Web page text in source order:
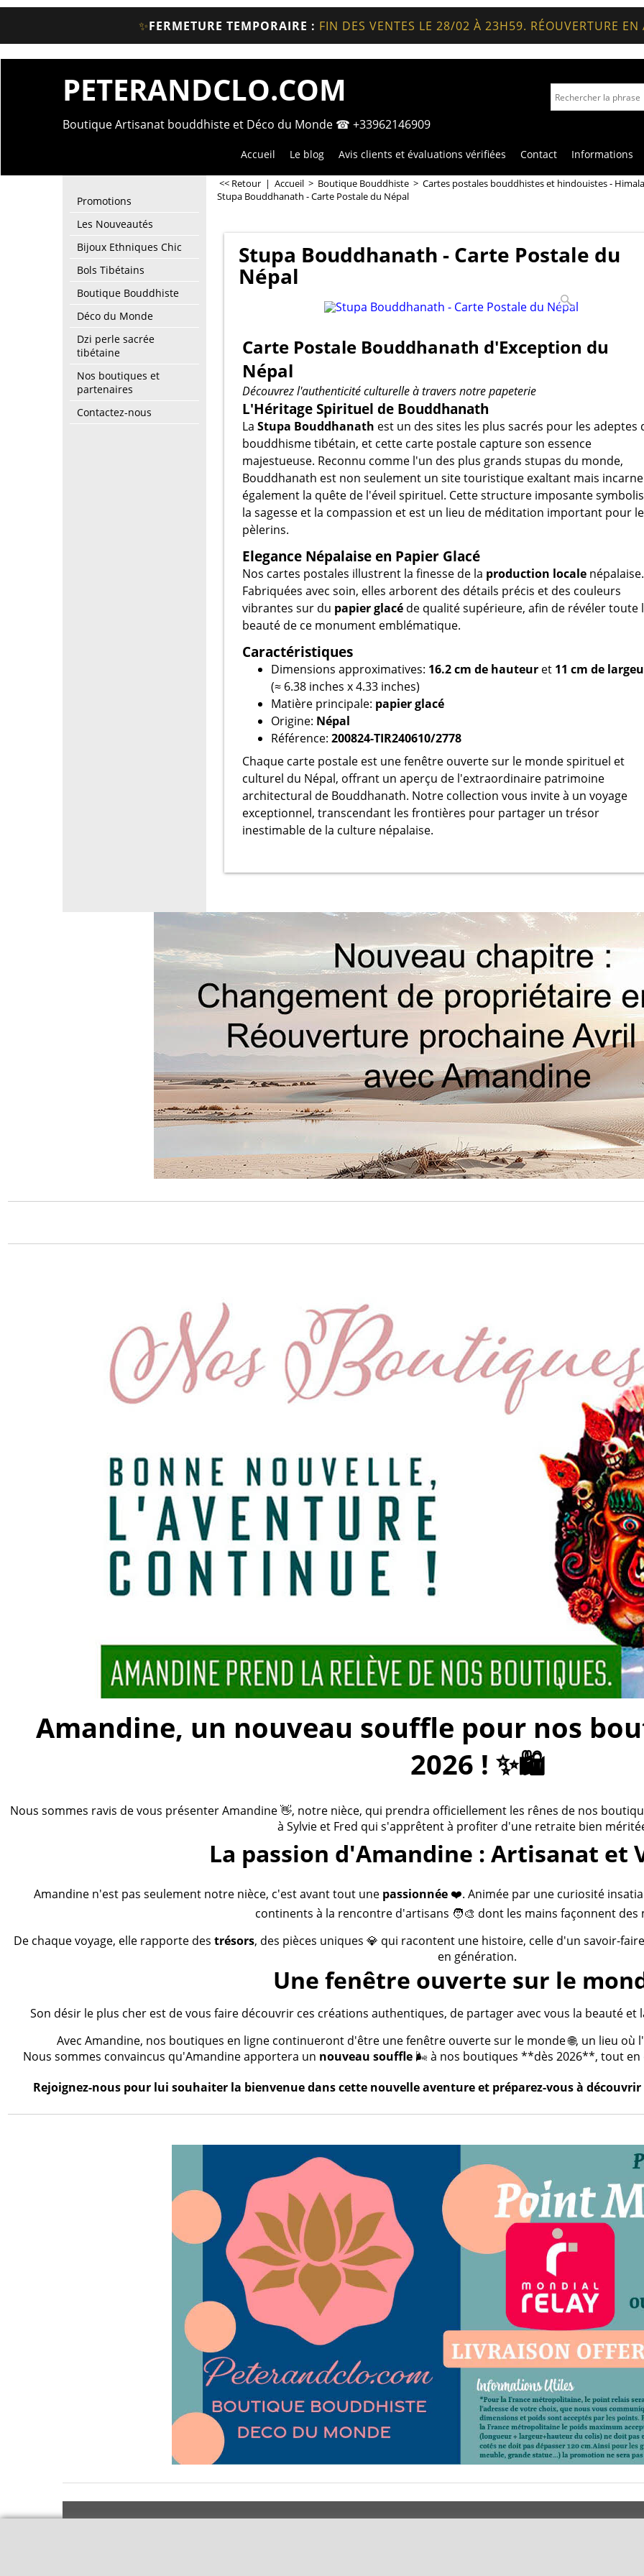
✨FERMETURE TEMPORAIRE : FIN DES VENTES LE 28/02 À 23H59. RÉOUVERTURE
PETERANDCLO.COM
Boutique Artisanat bouddhiste et Déco du Monde ☎ +33962146909
Accueil Le blog Avis clients et évaluations vérifiées Contact Informations
Promotions
Les Nouveautés
Bijoux Ethniques Chic
Bols Tibétains
Boutique Bouddhiste
Déco du Monde
Dzi perle sacrée
tibétaine
Nos boutiques et
partenaires
Contactez-nous
<< Retour | Accueil > Boutique Bouddhiste > Cartes postales bouddhistes et hindouistes -
Stupa Bouddhanath - Carte Postale du Népal
Stupa Bouddhanath - Carte Postale du
Népal
Carte Postale Bouddhanath d'Exception du
Népal
Découvrez l'authenticité culturelle à travers notre papeterie
L'Héritage Spirituel de Bouddhanath
La Stupa Bouddhanath est un des sites les plus sacrés pour les adeptes
bouddhisme tibétain, et cette carte postale capture son essence
majestueuse. Reconnu comme l'un des plus grands stupas du monde,
Bouddhanath est non seulement un site touristique exaltant mais incarne
également la quête de l'éveil spirituel. Cette structure imposante
la sagesse et la compassion et est un lieu de méditation important pour
pèlerins.
Elegance Népalaise en Papier Glacé
Nos cartes postales illustrent la finesse de la production locale népalaise.
Fabriquées avec soin, elles arborent des détails précis et des couleurs
vibrantes sur du papier glacé de qualité supérieure, afin de révéler toute
beauté de ce monument emblématique.
Caractéristiques
Dimensions approximatives: 16.2 cm de hauteur et 11 cm de
(≈ 6.38 inches x 4.33 inches)
Matière principale: papier glacé
Origine: Népal
Référence: 200824-TIR240610/2778
Chaque carte postale est une fenêtre ouverte sur le monde spirituel et
culturel du Népal, offrant un aperçu de l'extraordinaire patrimoine
architectural de Bouddhanath. Notre collection vous invite à un voyage
exceptionnel, transcendant les frontières pour partager un trésor
inestimable de la culture népalaise.
Amandine, un nouveau souffle pour nos
2026 ! ✨🛍️
Nous sommes ravis de vous présenter Amandine 👋, notre nièce, qui prendra officiellement les rênes de nos
à Sylvie et Fred qui s'apprêtent à profiter d'une retraite bien
La passion d'Amandine : Artisanat et
Amandine n'est pas seulement notre nièce, c'est avant tout une passionnée❤️. Animée par une curiosité
continents à la rencontre d'artisans 🧑‍🎨 dont les mains façonnent des
De chaque voyage, elle rapporte des trésors, des pièces uniques 💎 qui racontent une histoire, celle d'un savoir-
en génération.
Une fenêtre ouverte sur le
Son désir le plus cher est de vous faire découvrir ces créations authentiques, de partager avec vous la beauté
Avec Amandine, nos boutiques en ligne continueront d'être une fenêtre ouverte sur le monde 🌐, un lieu
Nous sommes convaincus qu'Amandine apportera un nouveau souffle🌬️ à nos boutiques **dès 2026**, tout en
Rejoignez-nous pour lui souhaiter la bienvenue dans cette nouvelle aventure et préparez-vous à